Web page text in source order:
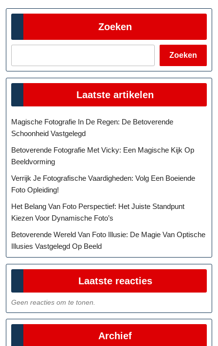
Zoeken
Zoeken
Laatste artikelen
Magische Fotografie In De Regen: De Betoverende
Schoonheid Vastgelegd
Betoverende Fotografie Met Vicky: Een Magische Kijk Op
Beeldvorming
Verrijk Je Fotografische Vaardigheden: Volg Een Boeiende
Foto Opleiding!
Het Belang Van Foto Perspectief: Het Juiste Standpunt
Kiezen Voor Dynamische Foto’s
Betoverende Wereld Van Foto Illusie: De Magie Van Optische
Illusies Vastgelegd Op Beeld
Laatste reacties
Geen reacties om te tonen.
Archief